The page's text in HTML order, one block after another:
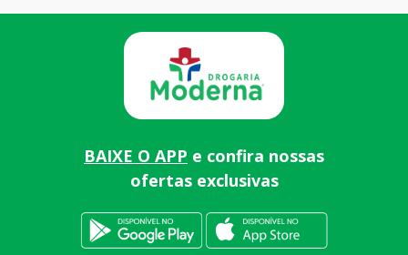
BAIXE O APP e confira nossas
ofertas exclusivas